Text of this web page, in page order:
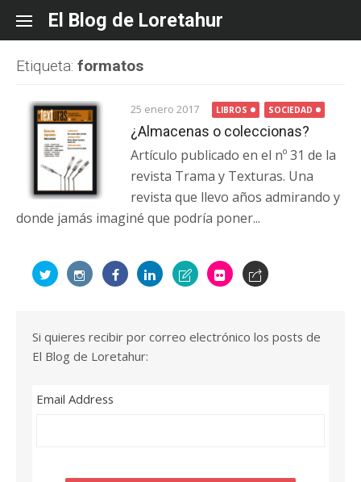
content
El Blog de Loretahur
Etiqueta: formatos
25 enero 2017 LIBROS SOCIEDAD
¿Almacenas o coleccionas?
Artículo publicado en el nº 31 de la
revista Trama y Texturas. Una
revista que llevo años admirando y
donde jamás imaginé que podría poner...
Si quieres recibir por correo electrónico los posts de
El Blog de Loretahur:
Email Address